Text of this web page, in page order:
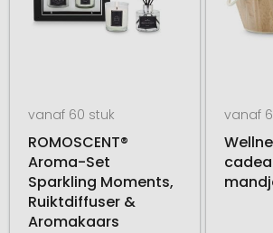
vanaf 60 stuk
ROMOSCENT®
Aroma-Set
Sparkling Moments,
Ruiktdiffuser &
Aromakaars
vanaf